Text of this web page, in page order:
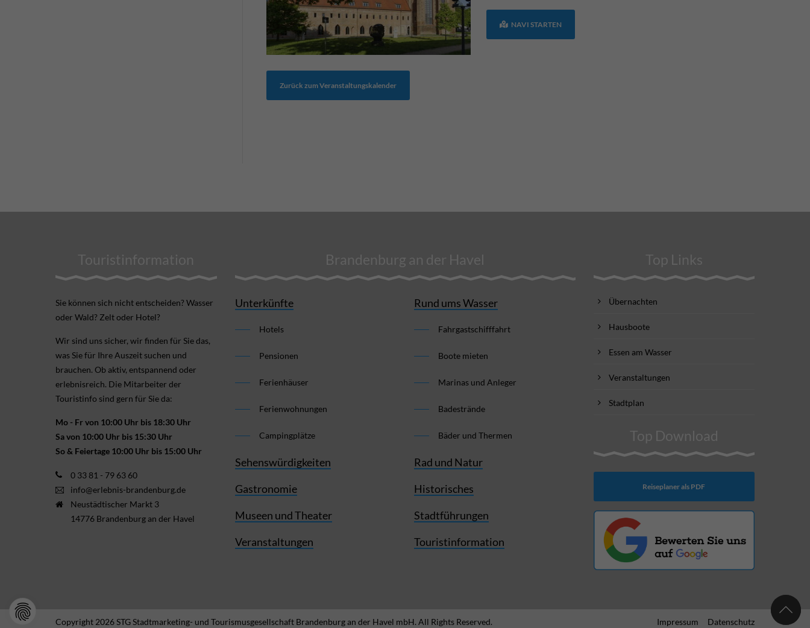
NAVI STARTEN
Zurück zum Veranstaltungskalender
Touristinformation
Sie können sich nicht ent­scheiden? Wasser
oder Wald? Zelt oder Hotel?
Wir sind uns sicher, wir finden für Sie das,
was Sie für Ihre Aus­zeit suchen und
brauchen. Ob aktiv, ent­spannend oder
erlebnis­reich. Die Mitarbeiter der
Touristinfo sind gern für Sie da:
Mo - Fr von 10:00 Uhr bis 18:30 Uhr
Sa von 10:00 Uhr bis 15:30 Uhr
So & Feiertage 10:00 Uhr bis 15:00 Uhr
0 33 81 - 79 63 60
info@erlebnis-brandenburg.de
Neustädtischer Markt 3
14776 Brandenburg an der Havel
Brandenburg an der Havel
Unterkünfte
Hotels
Pensionen
Ferienhäuser
Ferienwohnungen
Campingplätze
Sehenswürdigkeiten
Gastronomie
Museen und Theater
Veranstaltungen
Rund ums Wasser
Fahrgastschifffahrt
Boote mieten
Marinas und Anleger
Badestrände
Bäder und Thermen
Rad und Natur
Historisches
Stadtführungen
Touristinformation
Top Links
Übernachten
Hausboote
Essen am Wasser
Veranstaltungen
Stadtplan
Top Download
Reiseplaner als PDF
Copyright 2026 STG Stadtmarketing- und Tourismusgesellschaft Brandenburg an der Havel mbH. All Rights Reserved. Impressum Datenschutz